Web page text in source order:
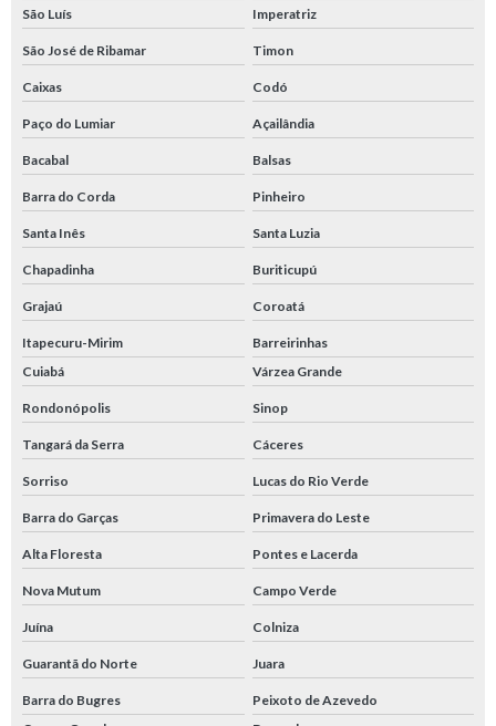
São Luís
Imperatriz
São José de Ribamar Timon
Caixas Codó
Paço do Lumiar Açailândia
Bacabal Balsas
Barra do Corda Pinheiro
Santa Inês Santa Luzia
Chapadinha Buriticupú
Grajaú Coroatá
Itapecuru-Mirim
Barreirinhas
Cuiabá
Várzea Grande
Rondonópolis Sinop
Tangará da Serra Cáceres
Sorriso Lucas do Rio Verde
Barra do Garças Primavera do Leste
Alta Floresta Pontes e Lacerda
Nova Mutum Campo Verde
Juína Colniza
Guarantã do Norte Juara
Barra do Bugres
Peixoto de Azevedo